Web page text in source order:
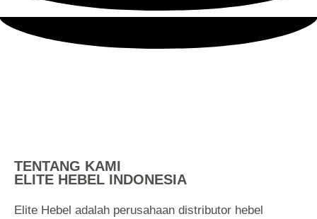
TENTANG KAMI
ELITE HEBEL INDONESIA
Elite Hebel adalah perusahaan distributor hebel